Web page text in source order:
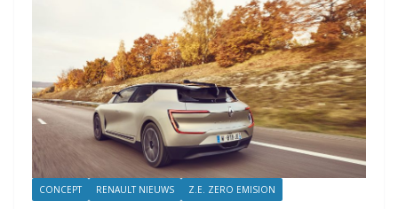
CONCEPT RENAULT NIEUWS Z.E. ZERO EMISION